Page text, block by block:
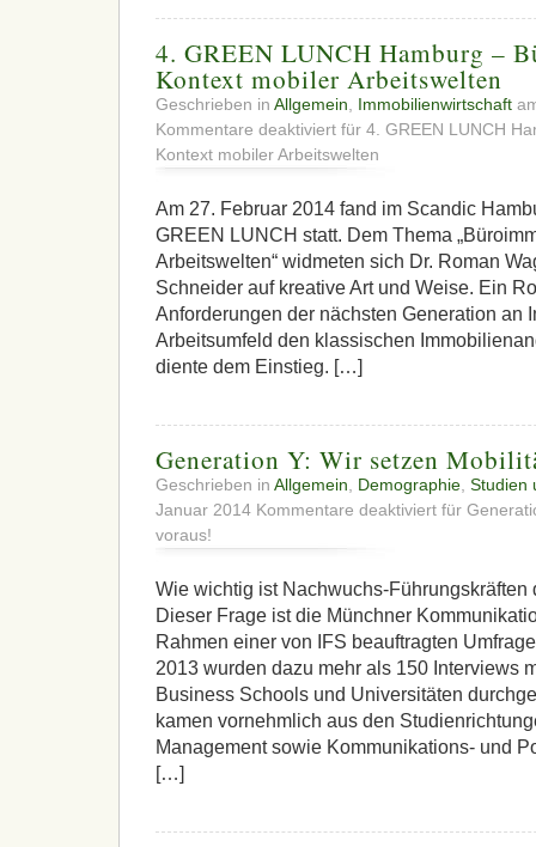
4. GREEN LUNCH Hamburg –
Kontext mobiler Arbeitswelten
Geschrieben in Allgemein, Immobilienwirtschaft
Kommentare deaktiviert für 4. GREEN LUNCH
Kontext mobiler Arbeitswelten
Am 27. Februar 2014 fand im Scandic
GREEN LUNCH statt. Dem Thema
Arbeitswelten“ widmeten sich Dr. Roman
Schneider auf kreative Art und Weise. Ein
Anforderungen der nächsten Generation an
Arbeitsumfeld den klassischen
diente dem Einstieg. […]
Generation Y: Wir setzen
Geschrieben in Allgemein Demographie Studien
Januar 2014 Kommentare deaktiviert für
voraus!
Wie wichtig ist Nachwuchs-Führungskräften
Dieser Frage ist die Münchner
Rahmen einer von IFS beauftragten
2013 wurden dazu mehr als 150 Interviews
Business Schools und Universitäten
kamen vornehmlich aus den
Management sowie Kommunikations- und
[…]